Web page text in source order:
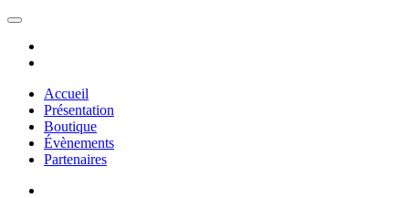
Accueil
Présentation
Boutique
Évènements
Partenaires